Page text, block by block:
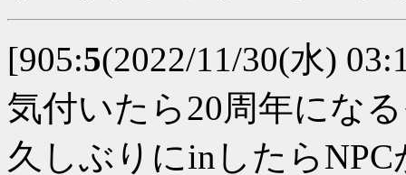
[905:5(2022/11/30(水)
気付いたら20周年にな
久しぶりにinしたら